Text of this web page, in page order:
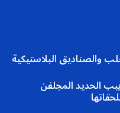
والصناديق البلاستيكية
الحديد المجلفن